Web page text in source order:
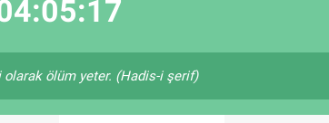
ölüm yeter. (Hadis-i şerif)